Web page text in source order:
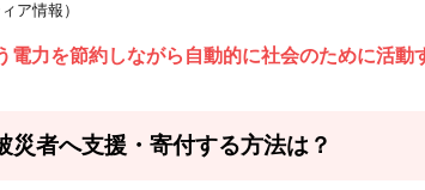
ア情報）
電力を節約しながら自動的に社会のために活動
災者へ支援・寄付する方法は？